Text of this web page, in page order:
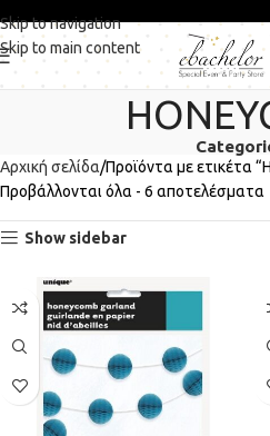
Skip to navigation
Skip to main content
Αρχική σελίδα Προϊόντα με ετικέτα
Προβάλλονται όλα - 6 αποτελέσματα
Show sidebar